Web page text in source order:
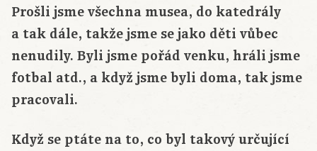
Prošli jsme všechna musea, do katedrály
a tak dále, takže jsme se jako děti vůbec
nenudily. Byli jsme pořád venku, hráli jsme
fotbal atd., a když jsme byli doma, tak jsme
pracovali.
Když se ptáte na to, co byl takový určující